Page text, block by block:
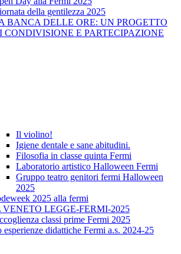
della gentilezza 2025
BANCA DELLE ORE: UN PROGETTO
CONDIVISIONE E PARTECIPAZIONE
Il violino!
Igiene dentale e sane abitudini.
Filosofia in classe quinta Fermi
Laboratorio artistico Halloween Fermi
Gruppo teatro genitori fermi Halloween
2025
2025 alla fermi
VENETO LEGGE-FERMI-2025
classi prime Fermi 2025
didattiche Fermi a.s. 2024-25